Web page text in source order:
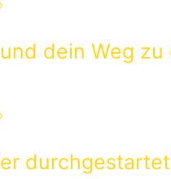
dein Weg